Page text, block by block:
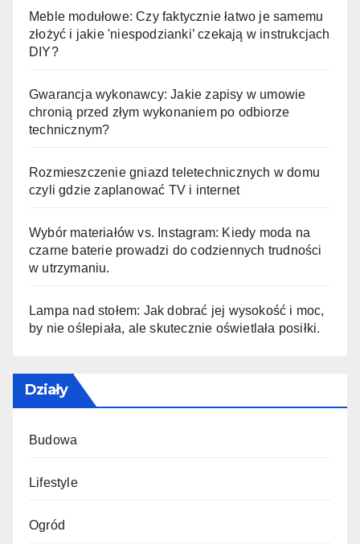
Meble modułowe: Czy faktycznie łatwo je samemu
złożyć i jakie 'niespodzianki’ czekają w instrukcjach
DIY?
Gwarancja wykonawcy: Jakie zapisy w umowie
chronią przed złym wykonaniem po odbiorze
technicznym?
Rozmieszczenie gniazd teletechnicznych w domu
czyli gdzie zaplanować TV i internet
Wybór materiałów vs. Instagram: Kiedy moda na
czarne baterie prowadzi do codziennych trudności
w utrzymaniu.
Lampa nad stołem: Jak dobrać jej wysokość i moc,
by nie oślepiała, ale skutecznie oświetlała posiłki.
Działy
Budowa
Lifestyle
Ogród